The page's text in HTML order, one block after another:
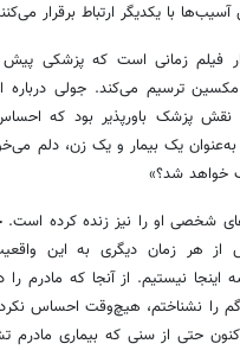
با یکدیگر ارتباط برقرار
فیلم زمانی است که پزشکی
ترسیم می‌کند. جولی
نقش پزشک باورپذیر بود که
یک بیمار و یک زن، دلم
خواهد شد؟»
شخصی او را نیز زنده کرده
هر زمان دیگری به این
نیستیم. از آنجا که مادرم را
را نشناختم، هیچ‌وقت احساس
حتی از سنی که بیماری